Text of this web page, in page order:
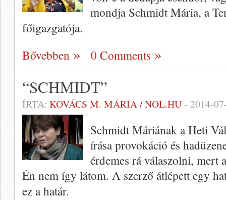
mondja Schmidt Mária, a
főigazgatója.
Bővebben
0 Comments
“SCHMIDT”
ÍRTA: KOVÁCS M. MÁRIA / NOL.HU- 2014-
Schmidt Máriának a Heti
írása provokáció és
érdemes rá válaszolni, mert
Én nem így látom. A szerző átlépett egy
ez a határ.